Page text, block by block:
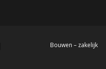
Bouwen – zakelijk